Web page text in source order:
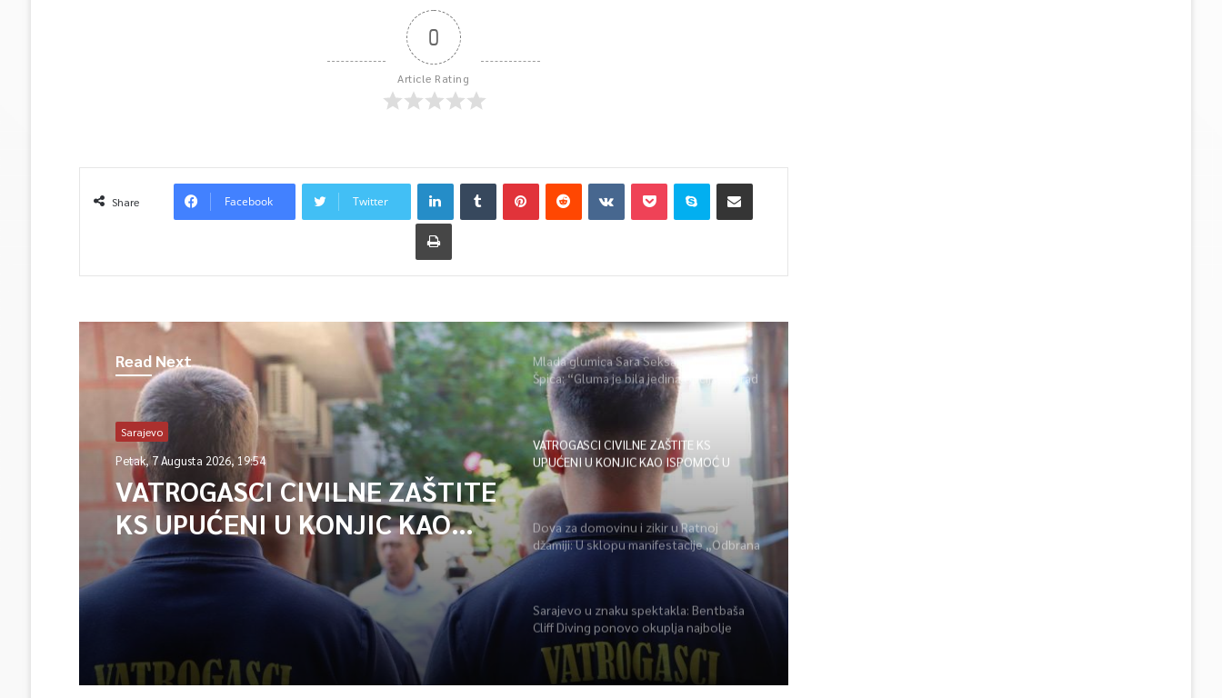
0
Article Rating
Share Facebook Twitter
Read Next
Sarajevo
Petak, 7 Augusta 2026, 19:54
VATROGASCI CIVILNE ZAŠTITE
KS UPUĆENI U KONJIC KAO
ISPOMOĆ U GAŠENJU POŽARA
Mlada glumica Sara Seksan u emisiji
Špica: “Gluma je bila jedina opcija, uz rad
i disciplinu sve je moguće”
VATROGASCI CIVILNE ZAŠTITE KS
UPUĆENI U KONJIC KAO ISPOMOĆ U
GAŠENJU POŽARA
Dova za domovinu i zikir u Ratnoj
džamiji: U sklopu manifestacije „Odbrana
BiH – Igman 2026“ odana počast
Sarajevo u znaku spektakla: Bentbaša
Cliff Diving ponovo okuplja najbolje
skakače i vrhunsku zabavu